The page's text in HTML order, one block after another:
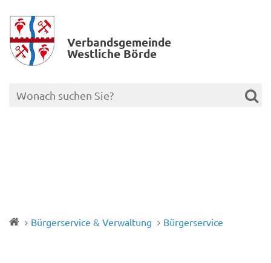
Verbands­gemeinde
Westliche Börde
Bürgerservice & Verwaltung Bürgerservice